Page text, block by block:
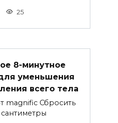
25
8-минутное
уменьшения
всего тела
magnific Сбросить